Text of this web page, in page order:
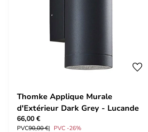
Thomke Applique Murale
d'Extérieur Dark Grey - Lucande
66,00 €
PVC90,00 € PVC -26%